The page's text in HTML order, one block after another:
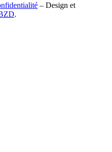
– Design et
.